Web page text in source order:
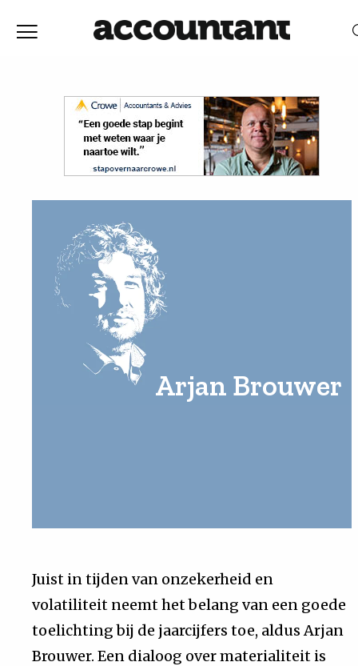
Achtergrond
Magazine
Podcast
Arjan Brouwer
Juist in tijden van onzekerheid en
volatiliteit neemt het belang van een goede
toelichting bij de jaarcijfers toe, aldus Arjan
Brouwer. Een dialoog over materialiteit is
RELEVANTIEDATUM